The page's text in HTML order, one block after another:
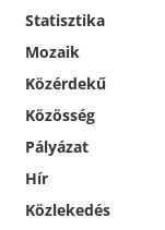
Statisztika
Mozaik
Közérdekű
Közösség
Pályázat
Hír
Közlekedés